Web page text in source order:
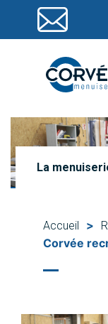
La
Accueil >
Corvée